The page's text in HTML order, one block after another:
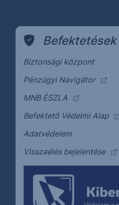
Biztonsági központ
Pénzügyi Navigátor
MNB ÉSZLA
(külső oldalra
Befektető Védelmi Alap
Adatvédelem
Visszaélés bejelentése